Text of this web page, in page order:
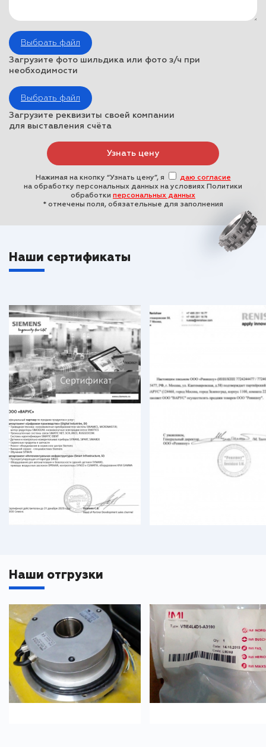
Выбрать файл
Загрузите фото шильдика или фото з/ч при
необходимости
Выбрать файл
Загрузите реквизиты своей компании
для выставления счёта
Нажимая на кнопку “Узнать цену”, я
даю согласие
на обработку персональных данных на условиях Политики
обработки персональных данных
* отмечены поля, обязательные для заполнения
Наши сертификаты
Наши отгрузки